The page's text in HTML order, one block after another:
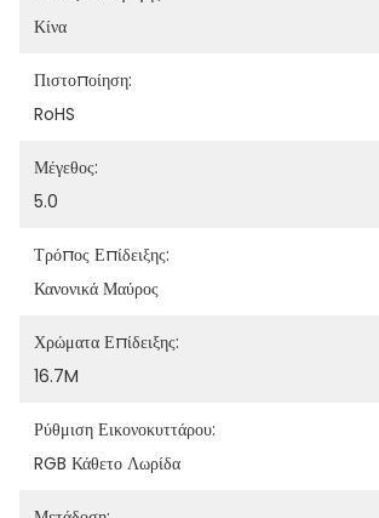
Κίνα
Πιστοποίηση:
RoHS
Μέγεθος:
5.0
Τρόπος Επίδειξης:
Κανονικά Μαύρος
Χρώματα Επίδειξης:
16.7M
Ρύθμιση Εικονοκυττάρου:
RGB Κάθετο Λωρίδα